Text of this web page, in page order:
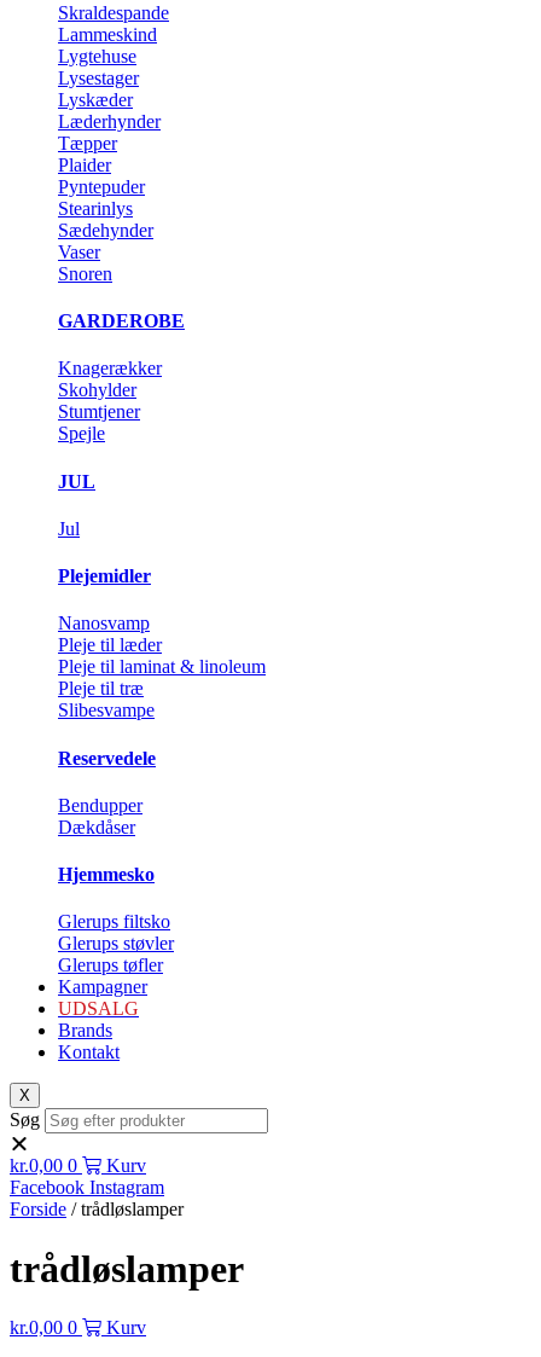
Skraldespande
Lammeskind
Lygtehuse
Lysestager
Lyskæder
Læderhynder
Tæpper
Plaider
Pyntepuder
Stearinlys
Sædehynder
Vaser
Snoren
GARDEROBE
Knagerækker
Skohylder
Stumtjener
Spejle
JUL
Jul
Plejemidler
Nanosvamp
Pleje til læder
Pleje til laminat & linoleum
Pleje til træ
Slibesvampe
Reservedele
Bendupper
Dækdåser
Hjemmesko
Glerups filtsko
Glerups støvler
Glerups tøfler
Kampagner
UDSALG
Brands
Kontakt
X
Søg
kr.0,00 0
Kurv
Facebook Instagram
Forside / trådløslamper
trådløslamper
kr.0,00 0
Kurv